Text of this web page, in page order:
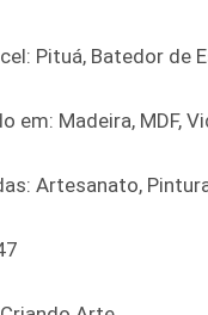
Pituá, Batedor de
em: Madeira, MDF,
Artesanato,